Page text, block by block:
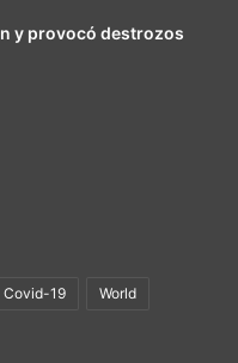
y provocó destrozos
Covid-19 World